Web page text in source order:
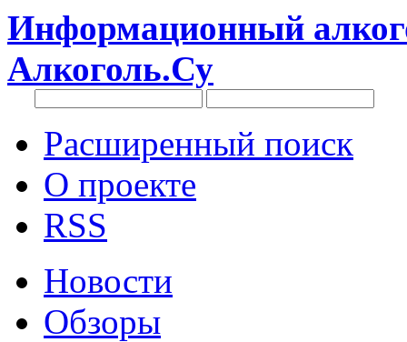
Информационный
Алкоголь.Су
Расширенный поиск
О проекте
RSS
Новости
Обзоры